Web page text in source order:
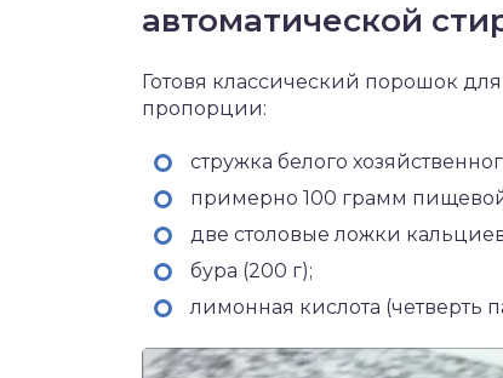
автоматической
Готовя классический порошок
пропорции:
стружка белого
примерно 100 грамм
две столовые ложки
бура (200 г);
лимонная кислота (четверть